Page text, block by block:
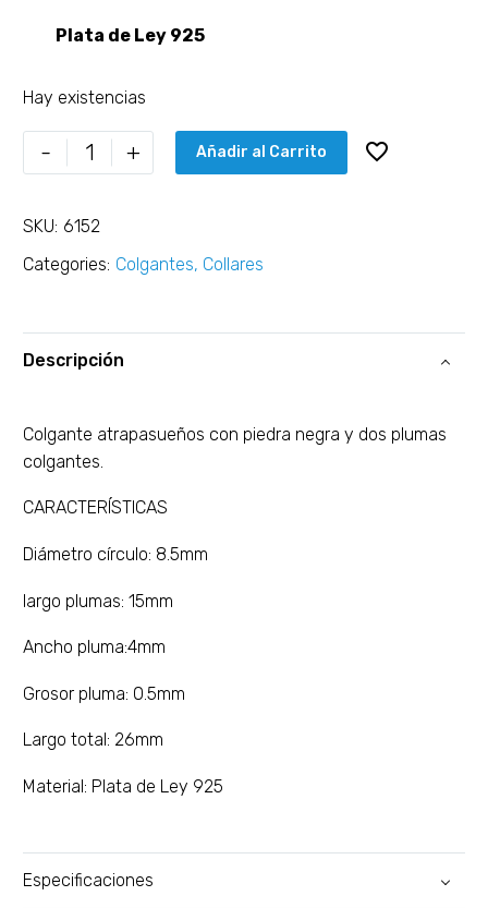
Plata de Ley 925
Hay existencias
- + Añadir al Carrito
SKU: 6152
Categories: Colgantes, Collares
Descripción
Colgante atrapasueños con piedra negra y dos plumas
colgantes.
CARACTERÍSTICAS
Diámetro círculo: 8.5mm
largo plumas: 15mm
Ancho pluma:4mm
Grosor pluma: 0.5mm
Largo total: 26mm
Material: Plata de Ley 925
Especificaciones